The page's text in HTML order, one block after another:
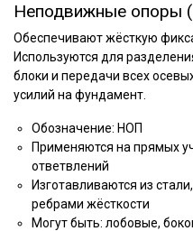
Неподвижные опоры
Обеспечивают жёсткую
Используются для
блоки и передачи всех
усилий на фундамент.
Обозначение: НОП
Применяются на прямых
ответвлений
Изготавливаются из
ребрами жёсткости
Могут быть: лобовые,